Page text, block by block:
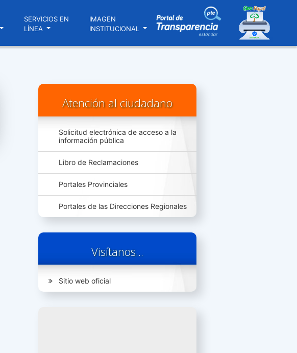
SERVICIOS EN
LÍNEA
IMAGEN
INSTITUCIONAL
Atención al ciudadano
Solicitud electrónica de acceso a la
información pública
Libro de Reclamaciones
Portales Provinciales
Portales de las Direcciones Regionales
Visítanos...
Sitio web oficial